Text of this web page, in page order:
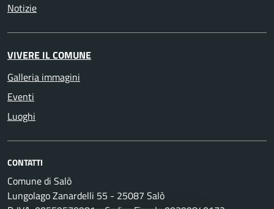
Notizie
VIVERE IL COMUNE
Galleria immagini
Eventi
Luoghi
CONTATTI
Comune di Salò
Lungolago Zanardelli 55 - 25087 Salò